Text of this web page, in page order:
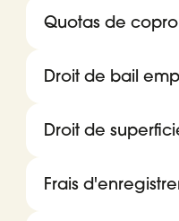
Quotas de
Droit de bail
Droit de
Frais